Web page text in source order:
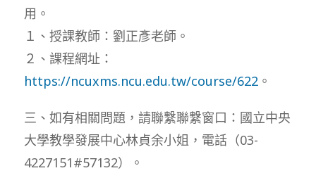
用。
１、授課教師：劉正彥老師。
２、課程網址：
https://ncuxms.ncu.edu.tw/course/622。
三、如有相關問題，請聯繫聯繫窗口：國立中央
大學教學發展中心林貞余小姐，電話（03-
4227151#57132）。